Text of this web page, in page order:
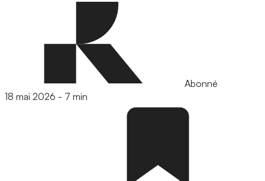
Abonné
18 mai 2026 - 7 min